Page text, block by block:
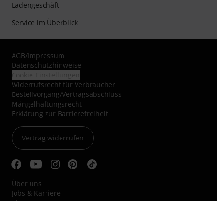
Ladengeschäft
Service im Überblick
AGB/Impressum
Datenschutzhinweise
Widerrufsrecht für Verbraucher
Bestellvorgang/Vertragsabschluss
Mängelhaftungsrecht
Erklärung zur Barrierefreiheit
Vertrag widerrufen
Über uns
Jobs & Karriere